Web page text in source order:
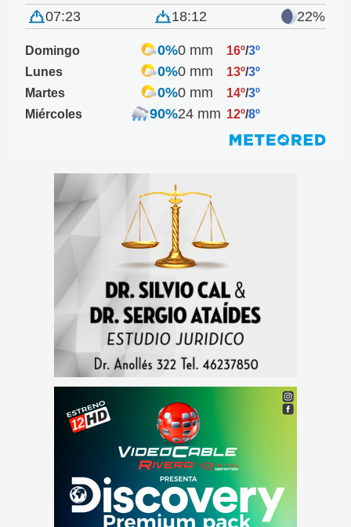
07:23 18:12 22%
Domingo 0%0 mm 16º/3º
Lunes
0%0 mm 13º/3º
Martes
0%0 mm 14º/3º
Miércoles
90%24 mm 12º/8º